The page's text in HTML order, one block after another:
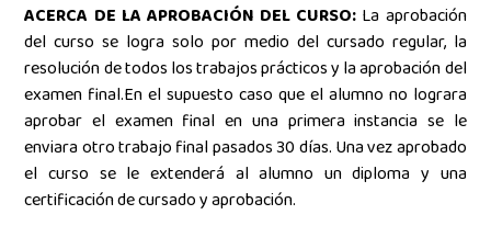
ACERCA DE LA APROBACIÓN DEL CURSO: La aprobación
del curso se logra solo por medio del cursado regular, la
resolución de todos los trabajos prácticos y la aprobación del
examen final.En el supuesto caso que el alumno no lograra
aprobar el examen final en una primera instancia se le
enviara otro trabajo final pasados 30 días. Una vez aprobado
el curso se le extenderá al alumno un diploma y una
certificación de cursado y aprobación.